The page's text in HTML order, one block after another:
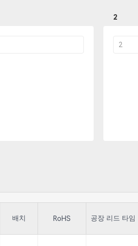
2
배치 RoHS 공장 리드 타임